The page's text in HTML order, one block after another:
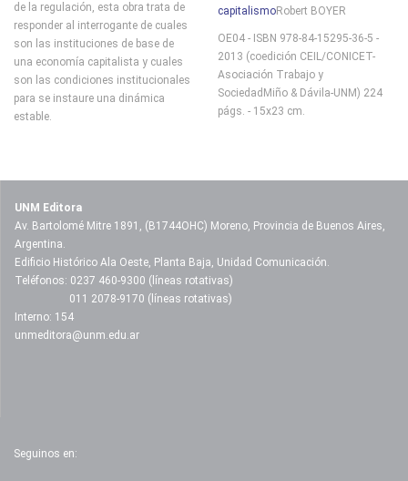
de la regulación, esta obra trata de
responder al interrogante de cuales
son las instituciones de base de
una economía capitalista y cuales
son las condiciones institucionales
para se instaure una dinámica
estable.
capitalismoRobert BOYER
OE04 - ISBN 978-84-15295-36-5 -
2013 (coedición CEIL/CONICET-
Asociación Trabajo y
SociedadMiño & Dávila-UNM) 224
págs. - 15x23 cm.
UNM Editora
Av. Bartolomé Mitre 1891, (B1744OHC) Moreno, Provincia de Buenos Aires,
Argentina.
Edificio Histórico Ala Oeste, Planta Baja, Unidad Comunicación.
Teléfonos: 0237 460-9300 (líneas rotativas)
011 2078-9170 (líneas rotativas)
Interno: 154
unmeditora@unm.edu.ar
Seguinos en: